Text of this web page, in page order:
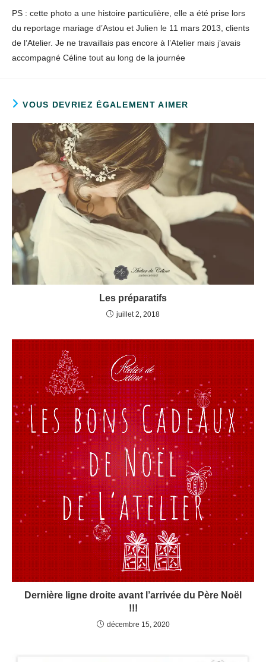
PS : cette photo a une histoire particulière, elle a été prise lors
du reportage mariage d’Astou et Julien le 11 mars 2013, clients
de l’Atelier. Je ne travaillais pas encore à l’Atelier mais j’avais
accompagné Céline tout au long de la journée
VOUS DEVRIEZ ÉGALEMENT AIMER
Les préparatifs
juillet 2, 2018
Dernière ligne droite avant l’arrivée du Père Noël
!!!
décembre 15, 2020